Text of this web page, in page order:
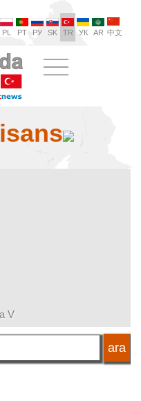
PL PT РУ SK TR УК AR 中文
V